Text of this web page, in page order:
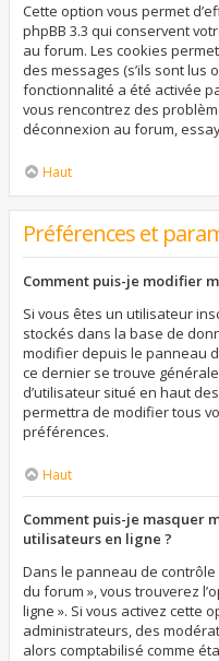
Cette option vous permet
phpBB 3.3 qui conservent
au forum. Les cookies
des messages (s’ils sont lus
fonctionnalité a été activée
vous rencontrez des
déconnexion au forum,
Haut
Préférences et
Comment puis-je modifier
Si vous êtes un utilisateur
stockés dans la base de
modifier depuis le panneau
ce dernier se trouve
d’utilisateur situé en haut
permettra de modifier tous
préférences.
Haut
Comment puis-je masquer
utilisateurs en ligne ?
Dans le panneau de
du forum », vous trouverez
ligne ». Si vous activez cette
administrateurs, des
alors comptabilisé comme